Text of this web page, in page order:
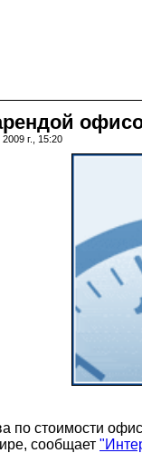
г., 15:20
по стоимости
сообщает